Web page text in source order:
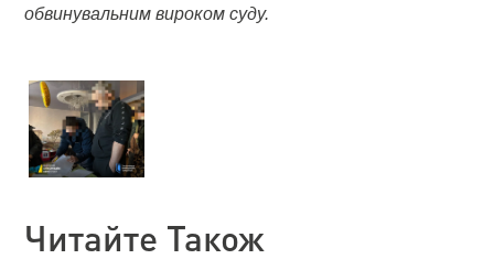
обвинувальним вироком суду.
Читайте Також